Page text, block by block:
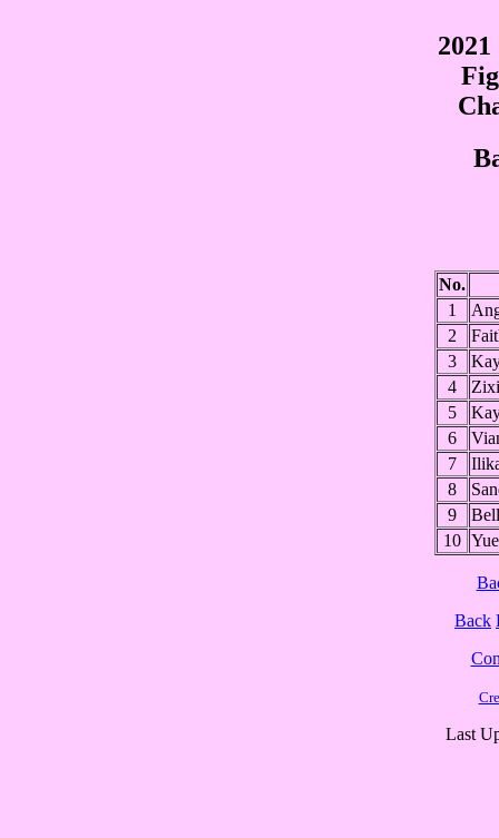
No.
1
2
3
4
5
6
7
8
9
10
Back
Last